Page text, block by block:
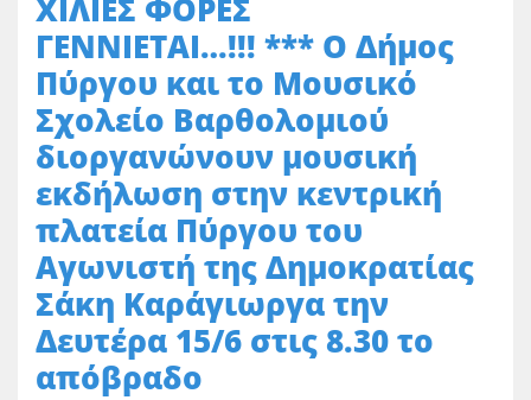
ΧΙΛΙΕΣ ΦΟΡΕΣ
ΓΕΝΝΙΕΤΑΙ…!!! *** Ο Δήμος
Πύργου και το Μουσικό
Σχολείο Βαρθολομιού
διοργανώνουν μουσική
εκδήλωση στην κεντρική
πλατεία Πύργου του
Αγωνιστή της Δημοκρατίας
Σάκη Καράγιωργα την
Δευτέρα 15/6 στις 8.30 το
απόβραδο